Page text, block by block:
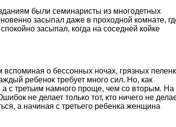
были семинаристы из многодетных
засыпал даже в проходной комнате,
засыпал, когда на соседней койке
о бессонных ночах, грязных
ребенок требует много сил. Но, как
с третьим намного проще, чем со вторым. На
не делает только тот, кто ничего не
а начиная с третьего ребенка женщина